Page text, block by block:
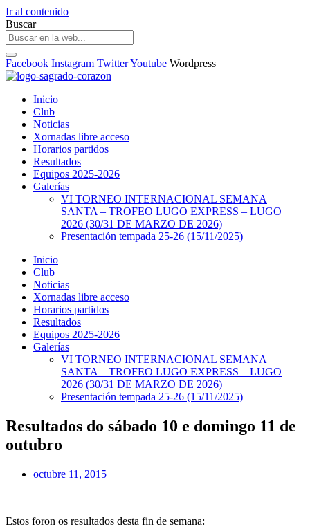
Ir al contenido
Buscar
Facebook Instagram TwitterYoutube Wordpress
Inicio
Club
Noticias
Xornadas libre acceso
Horarios partidos
Resultados
Equipos 2025-2026
Galerías
VI TORNEO INTERNACIONAL SEMANA
SANTA – TROFEO LUGO EXPRESS – LUGO
2026 (30/31 DE MARZO DE 2026)
Presentación tempada 25-26 (15/11/2025)
Inicio
Club
Noticias
Xornadas libre acceso
Horarios partidos
Resultados
Equipos 2025-2026
Galerías
VI TORNEO INTERNACIONAL SEMANA
SANTA – TROFEO LUGO EXPRESS – LUGO
2026 (30/31 DE MARZO DE 2026)
Presentación tempada 25-26 (15/11/2025)
Resultados do sábado 10 e domingo 11 de
outubro
octubre 11, 2015
Estos foron os resultados desta fin de semana: